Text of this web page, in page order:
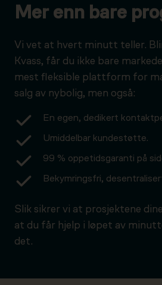
Mer enn bare
Vi vet at hvert minutt teller.
Kvass, får du ikke bare
mest fleksible plattform for
salg av nybolig, men også:
En egen, dedikert
Umiddelbar kundestøtte.
99 % oppetidsgaranti på
Bekymringsfri,
Slik sikrer vi at prosjektene
at du får hjelp i løpet av
det.